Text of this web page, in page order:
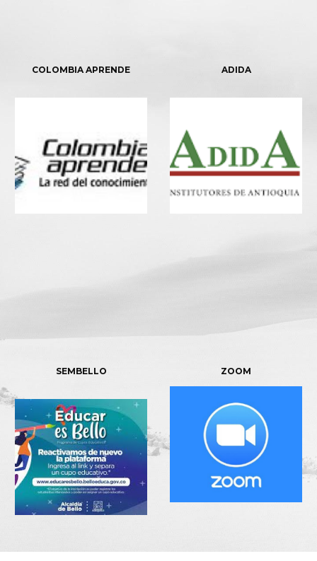
COLOMBIA APRENDE ADIDA
SEMBELLO ZOOM